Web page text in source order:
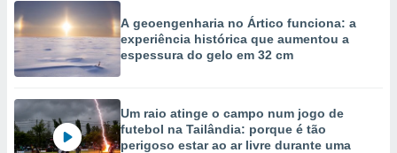
A geoengenharia no Ártico funciona: a
experiência histórica que aumentou a
espessura do gelo em 32 cm
Um raio atinge o campo num jogo de
futebol na Tailândia: porque é tão
perigoso estar ao ar livre durante uma